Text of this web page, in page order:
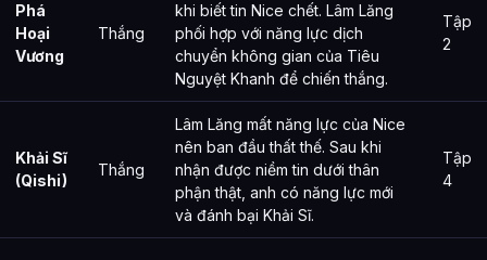
Phá
Hoại
Vương
Thắng
khi biết tin Nice chết. Lâm Lăng
phối hợp với năng lực dịch
chuyển không gian của Tiêu
Nguyệt Khanh để chiến thắng.
Tập
2
Khải Sĩ
(Qishi)
Thắng
Lâm Lăng mất năng lực của Nice
nên ban đầu thất thế. Sau khi
nhận được niềm tin dưới thân
phận thật, anh có năng lực mới
và đánh bại Khải Sĩ.
Tập
4